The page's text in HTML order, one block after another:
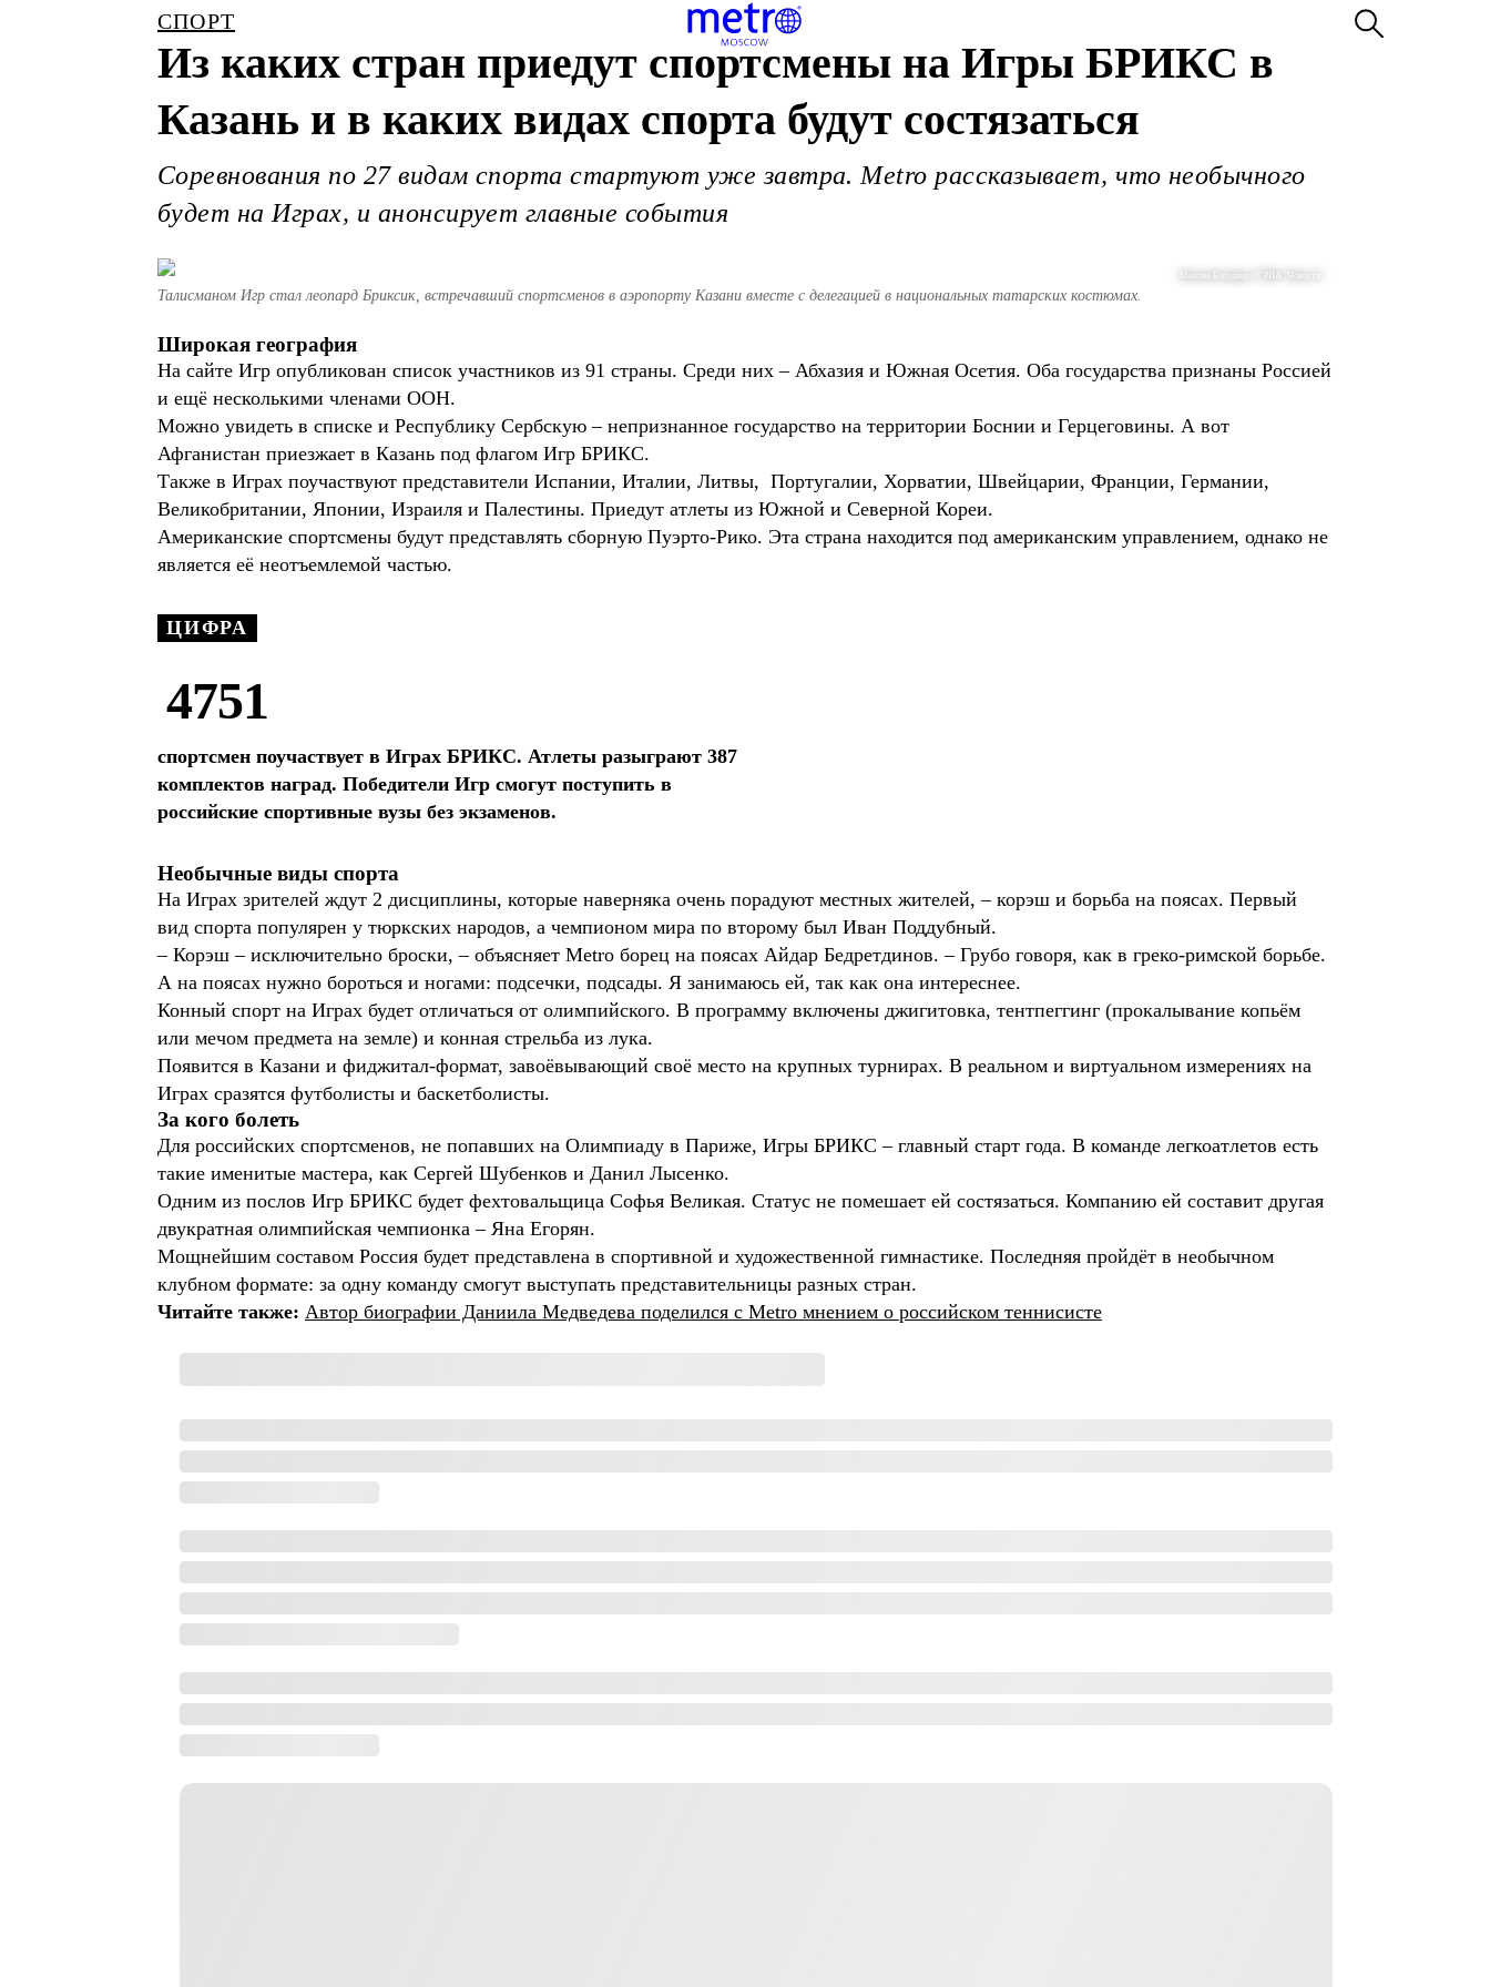
СПОРТ
Из каких стран приедут спортсмены на Игры БРИКС в
Казань и в каких видах спорта будут состязаться
Соревнования по 27 видам спорта стартуют уже завтра. Metro рассказывает, что необычного
будет на Играх, и анонсирует главные события
Максим Богодвид / © РИА "Новости"
Талисманом Игр стал леопард Бриксик, встречавший спортсменов в аэропорту Казани вместе с делегацией в национальных татарских костюмах.
Широкая география
На сайте Игр опубликован список участников из 91 страны. Среди них – Абхазия и Южная Осетия. Оба государства признаны Россией
и ещё несколькими членами ООН.
Можно увидеть в списке и Республику Сербскую – непризнанное государство на территории Боснии и Герцеговины. А вот
Афганистан приезжает в Казань под флагом Игр БРИКС.
Также в Играх поучаствуют представители Испании, Италии, Литвы, Португалии, Хорватии, Швейцарии, Франции, Германии,
Великобритании, Японии, Израиля и Палестины. Приедут атлеты из Южной и Северной Кореи.
Американские спортсмены будут представлять сборную Пуэрто-Рико. Эта страна находится под американским управлением, однако не
является её неотъемлемой частью.
ЦИФРА
4751
спортсмен поучаствует в Играх БРИКС. Атлеты разыграют 387
комплектов наград. Победители Игр смогут поступить в
российские спортивные вузы без экзаменов.
Необычные виды спорта
На Играх зрителей ждут 2 дисциплины, которые наверняка очень порадуют местных жителей, – корэш и борьба на поясах. Первый
вид спорта популярен у тюркских народов, а чемпионом мира по второму был Иван Поддубный.
– Корэш – исключительно броски, – объясняет Metro борец на поясах Айдар Бедретдинов. – Грубо говоря, как в греко-римской борьбе.
А на поясах нужно бороться и ногами: подсечки, подсады. Я занимаюсь ей, так как она интереснее.
Конный спорт на Играх будет отличаться от олимпийского. В программу включены джигитовка, тентпеггинг (прокалывание копьём
или мечом предмета на земле) и конная стрельба из лука.
Появится в Казани и фиджитал-формат, завоёвывающий своё место на крупных турнирах. В реальном и виртуальном измерениях на
Играх сразятся футболисты и баскетболисты.
За кого болеть
Для российских спортсменов, не попавших на Олимпиаду в Париже, Игры БРИКС – главный старт года. В команде легкоатлетов есть
такие именитые мастера, как Сергей Шубенков и Данил Лысенко.
Одним из послов Игр БРИКС будет фехтовальщица Софья Великая. Статус не помешает ей состязаться. Компанию ей составит другая
двукратная олимпийская чемпионка – Яна Егорян.
Мощнейшим составом Россия будет представлена в спортивной и художественной гимнастике. Последняя пройдёт в необычном
клубном формате: за одну команду смогут выступать представительницы разных стран.
Читайте также: Автор биографии Даниила Медведева поделился с Metro мнением о российском теннисисте